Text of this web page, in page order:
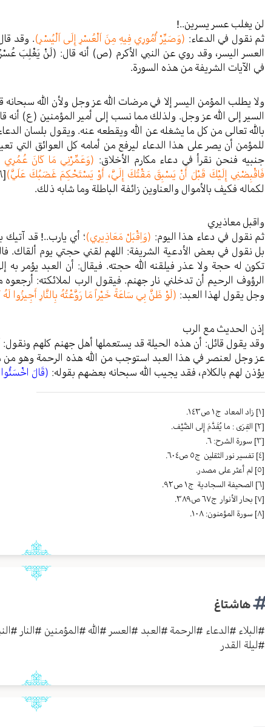
لن يغلب عسر يسرين..!
ثم نقول في الدعاء: (وَصَيِّرْ أُمُورِي فِيهِ مِنَ اَلْعُسْرِ إِلَى اَلْيُسْرِ). وقد
العسر اليسر، وقد روي عن النبي الأكرم (ص) أنه قال: (لَنْ يَغْلِبَ
في الآيات الشريفة من هذه السورة.
ولا يطلب المؤمن اليسر إلا في مرضات الله عز وجل ولأن الله
السير إلى الله عز وجل. ولذلك مما نسب إلى أمير المؤمنين (ع) أنه
بالله تعالى من كل ما يشغله عن الله ويقطعه عنه. ويقول بلسان
للمؤمن أن يصر على هذا الدعاء ليرفع من أمامه كل العوائق التي
جنبيه فنحن نقرأ في دعاء مكارم الأخلاق: (وَعَمِّرْنِي مَا كَانَ عُمُرِي
فَاقْبِضْنِي إِلَيْكَ قَبْلَ أَنْ يَسْبِقَ مَقْتُكَ إِلَيَّ، أَوْ يَسْتَحْكِمَ غَضَبُكَ عَلَيَّ)[٦]
لكماله فكيف بالأموال والعناوين زائفة الباطلة وما شابه ذلك.
واقبل معاذيري
ثم نقول في دعاء هذا اليوم: (وَاِقْبَلْ مَعَاذِيرِي)؛ أي يارب..! قد آتيك
بل نقول في بعض الأدعية الشريفة: اللهم لقني حجتي يوم ألقاك.
تكون له حجة ولا عذر فيلقنه الله حجته. فيقال: أن العبد يؤمر به
الرؤوف الرحيم أن تدخلني نار جهنم. فيقول الرب لملائكته:
وجل يقول لهذا العبد: (لَوْ ظَنَّ بِي سَاعَةً خَيْراً مَا رَوَّعْتُهُ بِالنَّارِ أَجِيزُوا
إذن الحديث مع الرب
وقد يقول قائل: أن هذه الحيلة قد يستعملها أهل جهنم كلهم ونقول:
عز وجل لعنصر في هذا العبد استوجب من الله هذه الرحمة وهو من
يؤذن لهم بالكلام، فقد يجيب الله سبحانه بعضهم بقوله: (قَالَ اخْسَئُوا
[١]
زاد المعاد ج١ ص١٤٣.
[٢]
القِرَى : ما يُقَدَّمَ إِلى الضَّيْف.
[٣]
سورة الشرح: ٦.
[٤]
تفسير نور الثقلين ج٥ ص٦٠٤.
[٥]
لم أعثر على مصدر.
[٦]
الصحیفة السجادیة ج١ ص٩٢.
[٧]
بحار الأنوار ج٦٧ ص٣٨٩.
[٨]
سورة المؤمنون: ١٠٨.
هاشتاغ
#البلاء #الدعاء #الرحمة #العبد #العسر #الله#المؤمنين #النار #
#ليلة القدر